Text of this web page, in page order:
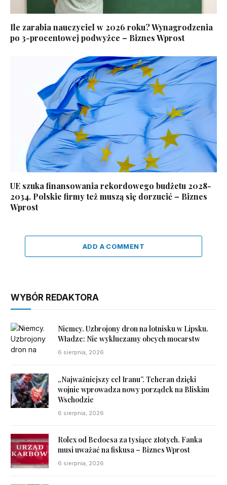
Ile zarabia nauczyciel w 2026 roku? Wynagrodzenia
po 3-procentowej podwyżce – Biznes Wprost
UE szuka finansowania rekordowego budżetu 2028-
2034. Polskie firmy też muszą się dorzucić – Biznes
Wprost
ADD A COMMENT
WYBÓR REDAKTORA
Niemcy. Uzbrojony dron na lotnisku w Lipsku.
Władze: Nie wykluczamy obcych mocarstw
6 sierpnia, 2026
„Najważniejszy cel Iranu”. Teheran dzięki
wojnie wprowadza nowy porządek na Bliskim
Wschodzie
6 sierpnia, 2026
Rolex od Bedoesa za tysiące złotych. Fanka
musi uważać na fiskusa – Biznes Wprost
6 sierpnia, 2026